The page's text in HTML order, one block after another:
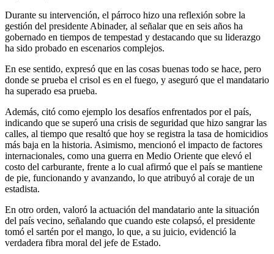
Durante su intervención, el párroco hizo una reflexión sobre la
gestión del presidente Abinader, al señalar que en seis años ha
gobernado en tiempos de tempestad y destacando que su liderazgo
ha sido probado en escenarios complejos.
En ese sentido, expresó que en las cosas buenas todo se hace, pero
donde se prueba el crisol es en el fuego, y aseguró que el mandatario
ha superado esa prueba.
Además, citó como ejemplo los desafíos enfrentados por el país,
indicando que se superó una crisis de seguridad que hizo sangrar las
calles, al tiempo que resaltó que hoy se registra la tasa de homicidios
más baja en la historia. Asimismo, mencionó el impacto de factores
internacionales, como una guerra en Medio Oriente que elevó el
costo del carburante, frente a lo cual afirmó que el país se mantiene
de pie, funcionando y avanzando, lo que atribuyó al coraje de un
estadista.
En otro orden, valoró la actuación del mandatario ante la situación
del país vecino, señalando que cuando este colapsó, el presidente
tomó el sartén por el mango, lo que, a su juicio, evidenció la
verdadera fibra moral del jefe de Estado.